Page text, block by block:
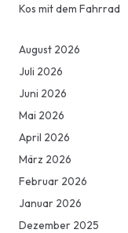
Kos mit dem Fahrrad
August 2026
Juli 2026
Juni 2026
Mai 2026
April 2026
März 2026
Februar 2026
Januar 2026
Dezember 2025